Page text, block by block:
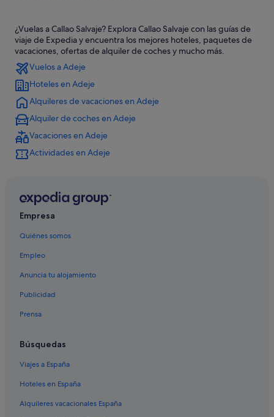
Hoteles con spa en Callao Salvaje
Melia hoteles en Playa Paraíso
Callao Salvaje hoteles
Best Hotels en Playa Paraíso
Hotasa hoteles en Playa Paraíso
Princess Hotels en Callao Salvaje
Hoteles para bodas en Callao Salvaje
Bahia Principe hoteles en Playa Paraíso
Hoteles boutique en Playa Paraíso
Hoteles boutique en Callao Salvaje
Hoteles cerca de Playa de Ajabo
Hoteles de 4 estrellas en Callao Salvaje
Hoteles con todo incluido en Callao Salvaje
Hoteles de aventura en Playa Paraíso
Los Menores hoteles
¿Vuelas a Callao Salvaje? Explora Callao Salvaje con las guías de
viaje de Expedia y encuentra los mejores hoteles, paquetes de
vacaciones, ofertas de alquiler de coches y mucho más.
Vuelos a Adeje
Hoteles en Adeje
Alquileres de vacaciones en Adeje
Alquiler de coches en Adeje
Vacaciones en Adeje
Actividades en Adeje
Empresa
Quiénes somos
Empleo
Anuncia tu alojamiento
Publicidad
Prensa
Búsquedas
Viajes a España
Hoteles en España
Alquileres vacacionales España